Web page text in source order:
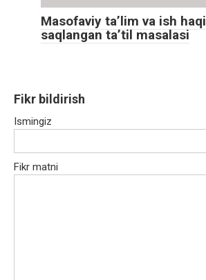
Masofaviy ta’lim va ish haqi
saqlangan ta’til masalasi
Fikr bildirish
Ismingiz
Fikr matni